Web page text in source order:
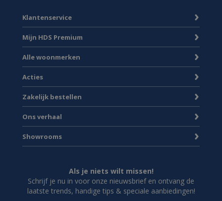
Klantenservice
Mijn HDS Premium
Alle woonmerken
Acties
Zakelijk bestellen
Ons verhaal
Showrooms
Als je niets wilt missen!
Schrijf je nu in voor onze nieuwsbrief en ontvang de
laatste trends, handige tips & speciale aanbiedingen!